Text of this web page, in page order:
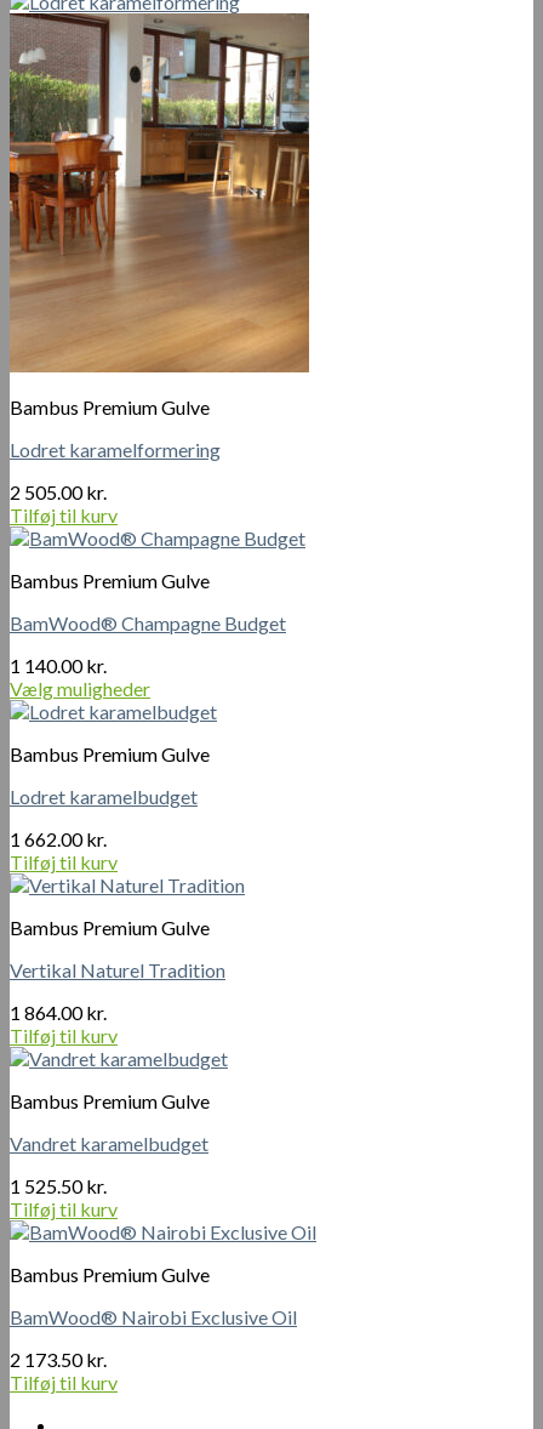
Bambus Premium Gulve
Lodret karamelformering
2 505.00kr.
Tilføj til kurv
Bambus Premium Gulve
BamWood® Champagne Budget
1 140.00kr.
Vælg muligheder
Dette
har
varianter.
kan
vælges
på
varesiden
Bambus Premium Gulve
Lodret karamelbudget
1 662.00kr.
Tilføj til kurv
Bambus Premium Gulve
Vertikal Naturel Tradition
1 864.00kr.
Tilføj til kurv
Bambus Premium Gulve
Vandret karamelbudget
1 525.50kr.
Tilføj til kurv
Bambus Premium Gulve
BamWood® Nairobi Exclusive Oil
2 173.50kr.
Tilføj til kurv